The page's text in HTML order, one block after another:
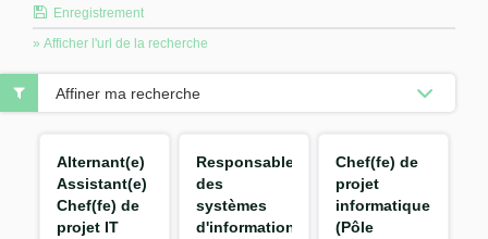
Enregistrement
» Afficher l'url de la recherche
Alternant(e)
Assistant(e)
Chef(fe) de
projet IT
Responsable
des
systèmes
d'informations
Chef(fe) de
projet
informatique
(Pôle
Affiner ma recherche